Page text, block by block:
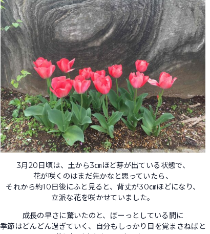
3月20日頃は、土から3㎝ほど芽が出ている状態で、
花が咲くのはまだ先かなと思っていたら、
それから約10日後にふと見ると、背丈が30㎝ほどになり、
立派な花を咲かせていました。
成長の早さに驚いたのと、ぼーっとしている間に
季節はどんどん過ぎていく、自分もしっかり目を覚まさねばと